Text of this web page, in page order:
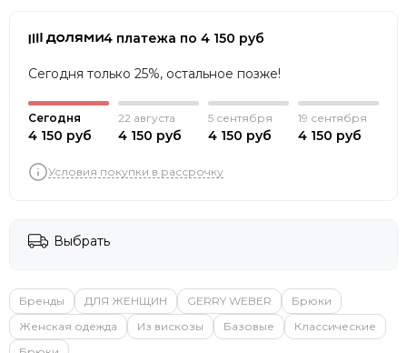
4 платежа по 4 150 руб
Сегодня только 25%, остальное позже!
Сегодня
4 150 руб
22 августа
4 150 руб
5 сентября
4 150 руб
19 сентября
4 150 руб
Условия покупки в рассрочку
Выбрать
Бренды ДЛЯ ЖЕНЩИН GERRY WEBER
Брюки
Женская одежда
Из вискозы Базовые
Классические